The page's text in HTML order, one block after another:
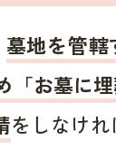
墓地を管
「お墓に
をしなけ